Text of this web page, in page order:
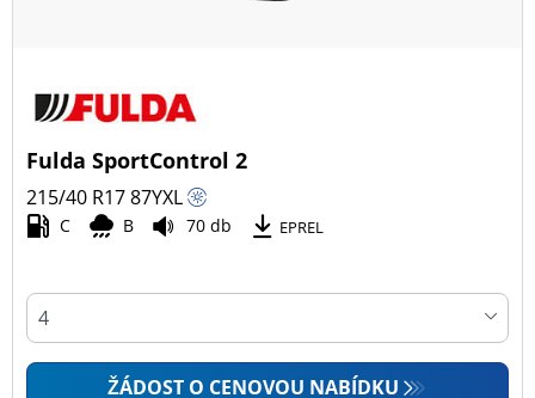
Fulda SportControl 2
215/40 R1787YXL
C B 70 db EPREL
ŽÁDOST O CENOVOU NABÍDKU